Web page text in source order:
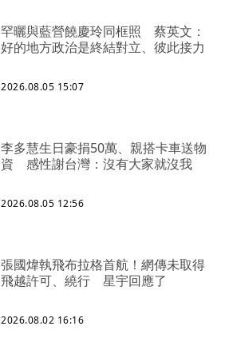
罕曬與藍營饒慶玲同框照 蔡英文：
好的地方政治是終結對立、彼此接力
2026.08.05 15:07
李多慧生日豪捐50萬、親搭卡車送物
資 感性謝台灣：沒有大家就沒我
2026.08.05 12:56
張國煒執飛布拉格首航！網傳未取得
飛越許可、繞行 星宇回應了
2026.08.02 16:16